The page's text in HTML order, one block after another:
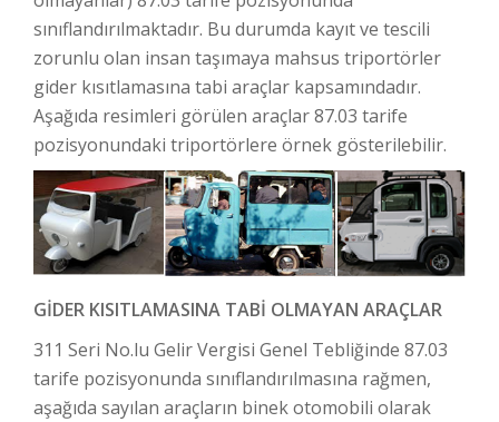
sınıflandırılmaktadır. Bu durumda kayıt ve tescili
zorunlu olan insan taşımaya mahsus triportörler
gider kısıtlamasına tabi araçlar kapsamındadır.
Aşağıda resimleri görülen araçlar 87.03 tarife
pozisyonundaki triportörlere örnek gösterilebilir.
GİDER KISITLAMASINA TABİ OLMAYAN ARAÇLAR
311 Seri No.lu Gelir Vergisi Genel Tebliğinde 87.03
tarife pozisyonunda sınıflandırılmasına rağmen,
aşağıda sayılan araçların binek otomobili olarak